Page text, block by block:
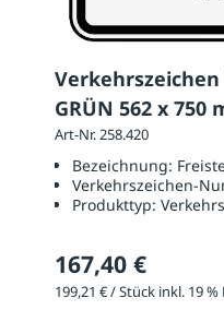
Verkehrszeichen
GRÜN 562 x 750
Art-Nr. 258.420
Bezeichnung:
Verkehrszeichen-
Produkttyp:
167,40 €
199,21 € / Stück inkl. 19